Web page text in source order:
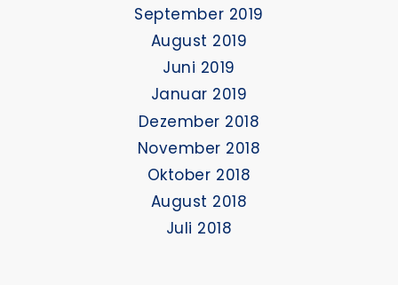
September 2019
August 2019
Juni 2019
Januar 2019
Dezember 2018
November 2018
Oktober 2018
August 2018
Juli 2018